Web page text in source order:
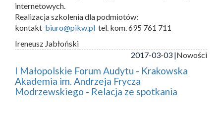
internetowych.
Realizacja szkolenia dla podmiotów:
kontakt biuro@pikw.pl tel. kom. 695 761 711
Ireneusz Jabłoński
2017-03-03 |Nowości
I Małopolskie Forum Audytu - Krakowska
Akademia im. Andrzeja Frycza
Modrzewskiego - Relacja ze spotkania